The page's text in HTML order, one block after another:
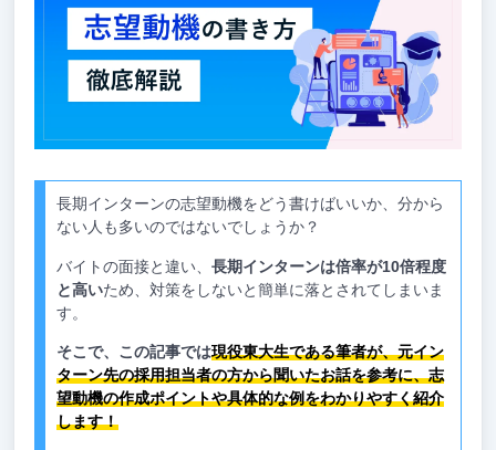
長期インターンの志望動機をどう書けばいいか、分から
ない人も多いのではないでしょうか？
バイトの面接と違い、 長期インターンは倍率が10倍程度
と高いため、対策をしないと簡単に落とされてしまいま
す。
そこで、この記事では現役東大生である筆者が、元イン
ターン先の採用担当者の方から聞いたお話を参考に、志
望動機の作成ポイントや具体的な例をわかりやすく紹介
します！